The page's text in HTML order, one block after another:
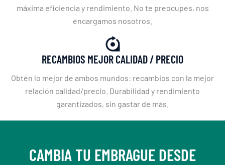
máxima eficiencia y rendimiento. No te preocupes, nos
encargamos nosotros.
RECAMBIOS MEJOR CALIDAD / PRECIO
Obtén lo mejor de ambos mundos: recambios con la mejor
relación calidad/precio. Durabilidad y rendimiento
garantizados, sin gastar de más.
CAMBIA TU EMBRAGUE DESDE